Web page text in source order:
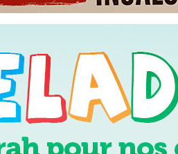
2 personnes viennent
Il reste 49 places
Dovan vient de donner
2 personnes viennent de
2 personnes viennent de
Malgorzata vient de